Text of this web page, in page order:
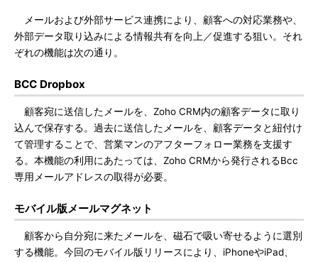
メールおよび外部サービス連携により、顧客への対応業務や、
外部データ取り込みによる情報共有を向上／促進する狙い。それ
ぞれの機能は次の通り。
BCC Dropbox
顧客宛に送信したメールを、Zoho CRM内の顧客データに取り
込んで保存する。過去に送信したメールを、顧客データと紐付け
て管理することで、営業マンのアフターフォロー業務を支援す
る。本機能の利用にあたっては、Zoho CRMから発行されるBcc
専用メールアドレスの取得が必要。
モバイル版メールマグネット
顧客から自分宛に来たメールを、磁石で吸い寄せるように選別
する機能。今回のモバイル版リリースにより、iPhoneやiPad、